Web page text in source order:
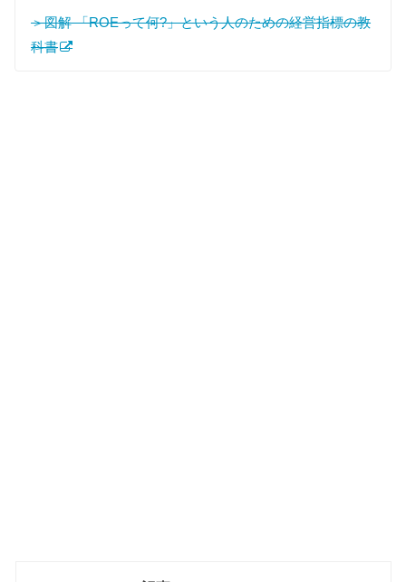
＞図解 「ROEって何?」という人のための経営指標の教
科書